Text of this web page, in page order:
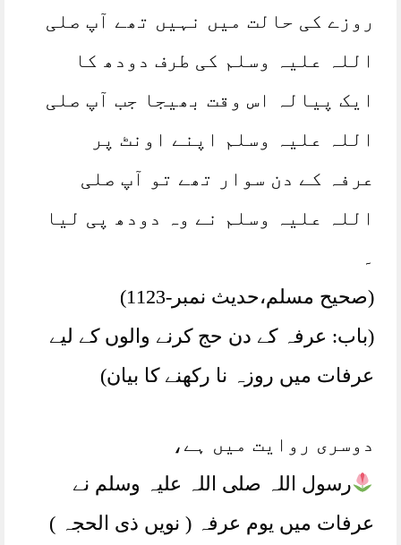
روزے کی حالت میں نہیں تھے آپ صلی
اللہ علیہ وسلم کی طرف دودھ کا
ایک پیالہ اس وقت بھیجا جب آپ صلی
اللہ علیہ وسلم اپنے اونٹ پر
عرفہ کے دن سوار تھے تو آپ صلی
اللہ علیہ وسلم نے وہ دودھ پی لیا
۔
(صحیح مسلم،حدیث نمبر-1123)
(باب: عرفہ کے دن حج کرنے والوں کے لیے
عرفات میں روزہ نا رکھنے کا بیان)
دوسری روایت میں ہے،
رسول اللہ صلی اللہ علیہ وسلم نے
عرفات میں یوم عرفہ ( نویں ذی الحجہ )